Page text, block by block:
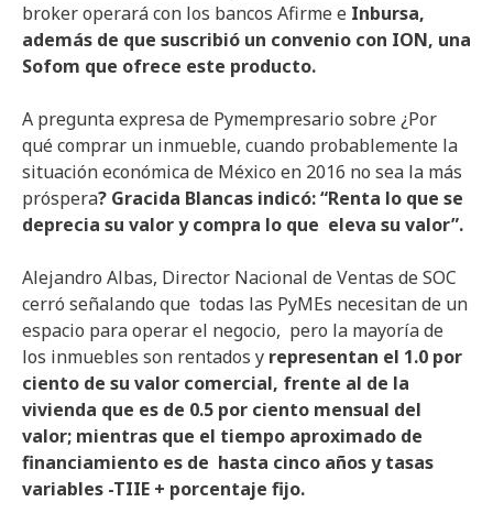
broker operará con los bancos Afirme e Inbursa,
además de que suscribió un convenio con ION, una
Sofom que ofrece este producto.
A pregunta expresa de Pymempresario sobre ¿Por
qué comprar un inmueble, cuando probablemente la
situación económica de México en 2016 no sea la más
próspera? Gracida Blancas indicó: “Renta lo que se
deprecia su valor y compra lo que eleva su valor”.
Alejandro Albas, Director Nacional de Ventas de SOC
cerró señalando que todas las PyMEs necesitan de un
espacio para operar el negocio, pero la mayoría de
los inmuebles son rentados y representan el 1.0 por
ciento de su valor comercial, frente al de la
vivienda que es de 0.5 por ciento mensual del
valor; mientras que el tiempo aproximado de
financiamiento es de hasta cinco años y tasas
variables -TIIE + porcentaje fijo.